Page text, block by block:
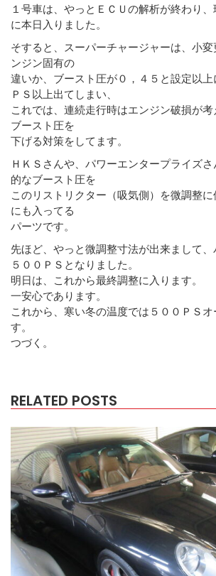
１号車は、やっとＥＣＵの解析が終わり
に本日入りました。
そすると、スーパーチャージャーは、小
ンジン固有の
違いか、ブースト圧が０，４５と設定以上
ＰＳ以上出てしまい、
これでは、連続走行時はエンジン破損が考
ブースト圧を
下げる対策をしてます。
ＨＫＳさんや、パワーエンタープライズ
的なブースト圧を
このリストリクター（吸気側）を微調整に
にも入ってる
パーツです。
先ほど、やっと微調整寸法が出来まして
５００ＰＳとなりました。
明日は、これから最終調整に入ります。
一安心であります。
これから、寒い冬の温度では５００ＰＳオ
す。
つづく。
RELATED POSTS